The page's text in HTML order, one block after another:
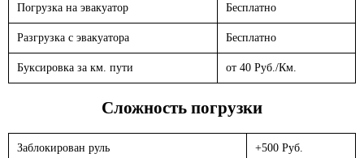
Погрузка на эвакуатор Бесплатно
Разгрузка с эвакуатора Бесплатно
Буксировка за км. пути от 40 Руб./Км.
Сложность погрузки
Заблокирован руль +500 Руб.